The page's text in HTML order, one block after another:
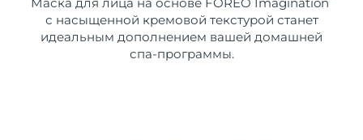
с насыщенной кремовой текстурой станет
идеальным дополнением вашей домашней
спа-программы.